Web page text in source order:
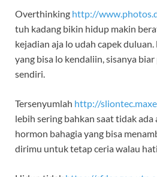
Overthinking http://
tuh kadang bikin hidup makin
kejadian aja lo udah capek
yang bisa lo kendaliin, sisanya
sendiri.
Tersenyumlah http://
lebih sering bahkan saat tidak ada
hormon bahagia yang bisa
dirimu untuk tetap ceria walau